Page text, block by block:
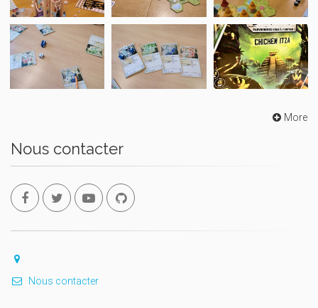
More
Nous contacter
Nous contacter